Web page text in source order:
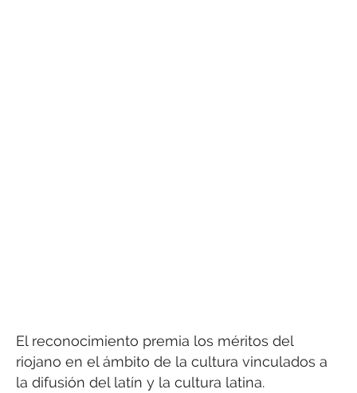
El reconocimiento premia los méritos del
riojano en el ámbito de la cultura vinculados a
la difusión del latín y la cultura latina.